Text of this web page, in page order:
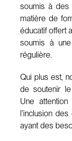
soumis à des
matière de
éducatif offert
soumis à
régulière.
Qui plus est,
de soutenir
Une
l’inclusion
ayant des